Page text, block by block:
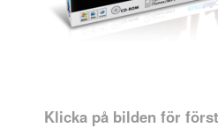
Klicka på bilden för